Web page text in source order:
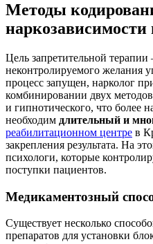
Методы
наркозависимости
Цель запретительной терапии
неконтролируемого желания
процесс запущен, нарколог
комбинировании двух
и гипнотического, что более
необходим длительный и
реабилитационном центре в
закрепления результата. На
психологи, которые
поступки пациентов.
Медикаментозный
Существует несколько
препаратов для установки